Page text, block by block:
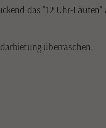
das "12 Uhr-
überraschen.